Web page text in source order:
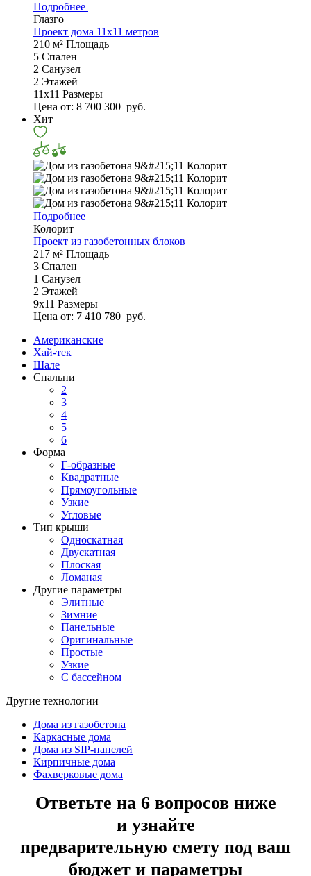
Подробнее
Глазго
Проект дома 11х11 метров
210 м² Площадь
5 Спален
2 Санузел
2 Этажей
11х11 Размеры
Цена от: 8 700 300 руб.
Хит
Подробнее
Колорит
Проект из газобетонных блоков
217 м² Площадь
3 Спален
1 Санузел
2 Этажей
9х11 Размеры
Цена от: 7 410 780 руб.
Американские
Хай-тек
Шале
Спальни
2
3
4
5
6
Форма
Г-образные
Квадратные
Прямоугольные
Узкие
Угловые
Тип крыши
Односкатная
Двускатная
Плоская
Ломаная
Другие параметры
Элитные
Зимние
Панельные
Оригинальные
Простые
Узкие
С бассейном
Другие технологии
Дома из газобетона
Каркасные дома
Дома из SIP-панелей
Кирпичные дома
Фахверковые дома
Ответьте на 6 вопросов ниже
и узнайте
предварительную смету под ваш
бюджет и параметры